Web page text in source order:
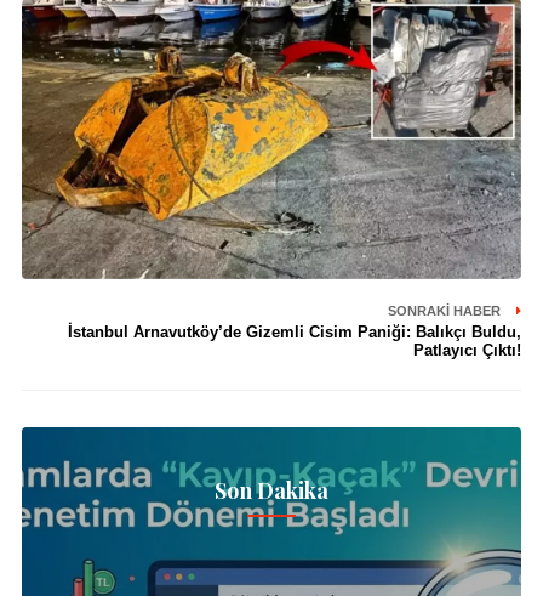
SONRAKI HABER
İstanbul Arnavutköy’de Gizemli Cisim Paniği: Balıkçı Buldu,
Patlayıcı Çıktı!
Son Dakika